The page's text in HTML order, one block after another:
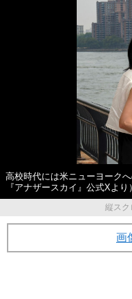
高校時代には米ニューヨーク
『アナザースカイ』公式Xより）
縦スク
画